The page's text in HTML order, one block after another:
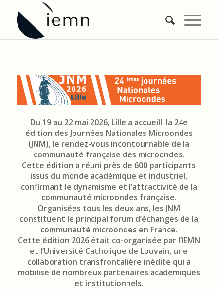
Du 19 au 22 mai 2026, Lille a accueilli la 24e
édition des Journées Nationales Microondes
(JNM), le rendez-vous incontournable de la
communauté française des microondes.
Cette édition a réuni près de 600 participants
issus du monde académique et industriel,
confirmant le dynamisme et l’attractivité de la
communauté microondes française.
Organisées tous les deux ans, les JNM
constituent le principal forum d’échanges de la
communauté microondes en France.
Cette édition 2026 était co-organisée par l’IEMN
et l’Université Catholique de Louvain, une
collaboration transfrontalière inédite qui a
mobilisé de nombreux partenaires académiques
et institutionnels.